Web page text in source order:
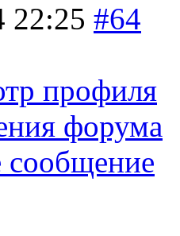
22:25 #64
профиля
форума